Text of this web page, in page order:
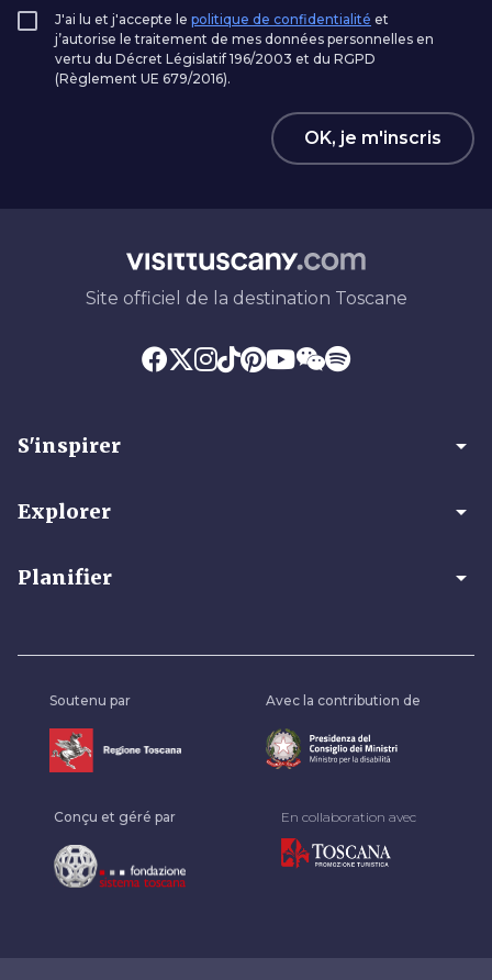
J'ai lu et j'accepte le politique de confidentialité et
j’autorise le traitement de mes données personnelles en
vertu du Décret Législatif 196/2003 et du RGPD
(Règlement UE 679/2016).
OK, je m'inscris
Site officiel de la destination Toscane
S'inspirer arrow_drop_down
Explorer arrow_drop_down
Planifier arrow_drop_down
Soutenu par Avec la contribution de
Conçu et géré par En collaboration avec